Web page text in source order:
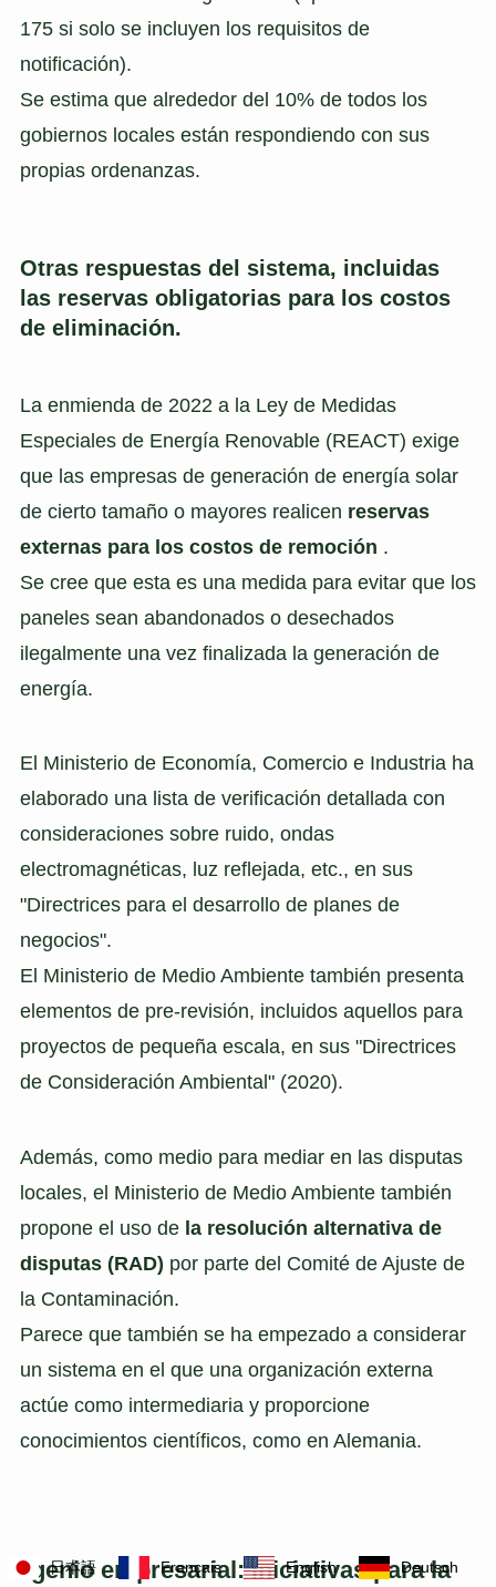
175 si solo se incluyen los requisitos de
notificación).
Se estima que alrededor del 10% de todos los
gobiernos locales están respondiendo con sus
propias ordenanzas.
Otras respuestas del sistema, incluidas
las reservas obligatorias para los costos
de eliminación.
La enmienda de 2022 a la Ley de Medidas
Especiales de Energía Renovable (REACT) exige
que las empresas de generación de energía solar
de cierto tamaño o mayores realicen reservas
externas para los costos de remoción .
Se cree que esta es una medida para evitar que los
paneles sean abandonados o desechados
ilegalmente una vez finalizada la generación de
energía.
El Ministerio de Economía, Comercio e Industria ha
elaborado una lista de verificación detallada con
consideraciones sobre ruido, ondas
electromagnéticas, luz reflejada, etc., en sus
"Directrices para el desarrollo de planes de
negocios".
El Ministerio de Medio Ambiente también presenta
elementos de pre-revisión, incluidos aquellos para
proyectos de pequeña escala, en sus "Directrices
de Consideración Ambiental" (2020).
Además, como medio para mediar en las disputas
locales, el Ministerio de Medio Ambiente también
propone el uso de la resolución alternativa de
disputas (RAD) por parte del Comité de Ajuste de
la Contaminación.
Parece que también se ha empezado a considerar
un sistema en el que una organización externa
actúe como intermediaria y proporcione
conocimientos científicos, como en Alemania.
Ingenio empresarial: iniciativas para la
Deutsch
English
Français
日本語